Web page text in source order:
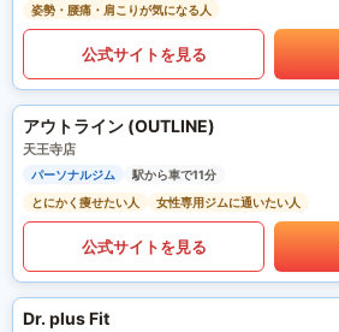
姿勢・腰痛・肩こりが気になる人
公式サイトを見る
アウトライン (OUTLINE)
天王寺店
パーソナルジム
駅から車で11分
とにかく痩せたい人
女性専用ジムに通いたい人
公式サイトを見る
Dr. plus Fit